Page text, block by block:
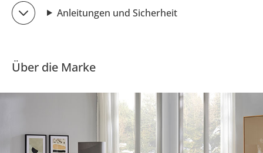
Anleitungen und Sicherheit
Über die Marke